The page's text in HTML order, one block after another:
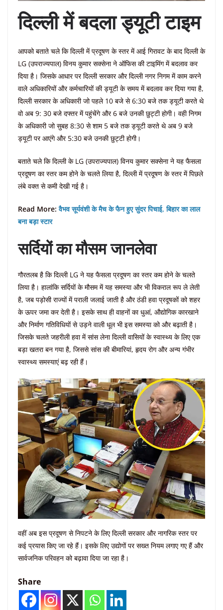
दिल्ली में बदला ड्यूटी टाइम
आपको बताते चले कि दिल्ली में प्रदूषण के स्तर में आई गिरावट के बाद दिल्ली के
LG (उपराज्यपाल) विनय कुमार सक्सेना ने ऑफिस की टाइमिंग में बदलाव कर
दिया है। जिसके आधार पर दिल्ली सरकार और दिल्ली नगर निगम में काम करने
वाले अधिकारियों और कर्मचारियों की ड्यूटी के समय में बदलाव कर दिया गया है,
दिल्ली सरकार के अधिकारी जो पहले 10 बजे से 6:30 बजे तक ड्यूटी करते थे
वो अब 9: 30 बजे दफ्तर में पहुंचेंगे और 6 बजे उनकी छुट्टी होगी। वही निगम
के अधिकारी जो सुबह 8:30 से शाम 5 बजे तक ड्यूटी करते थे अब 9 बजे
ड्यूटी पर आएंगे और 5:30 बजे उनकी छुट्टी होगी।
बताते चले कि दिल्ली के LG (उपराज्यपाल) विनय कुमार सक्सेना ने यह फैसला
प्रदूषण का स्तर कम होने के चलते लिया है, दिल्ली में प्रदूषण के स्तर में पिछले
लंबे वक्त से कमी देखी गई है।
Read More:वैभव सूर्यवंशी के मैच के फैन हुए सुंदर पिचाई, बिहार का लाल
बना बड़ा स्टार
सर्दियों का मौसम जानलेवा
गौरतलब है कि दिल्ली LG ने यह फैसला प्रदूषण का स्तर कम होने के चलते
लिया है। हालांकि सर्दियों के मौसम में यह समस्या और भी विकराल रूप ले लेती
है, जब पड़ोसी राज्यों में पराली जलाई जाती है और ठंडी हवा प्रदूषकों को शहर
के ऊपर जमा कर देती है। इसके साथ ही वाहनों का धुआं, औद्योगिक कारखाने
और निर्माण गतिविधियों से उड़ने वाली धूल भी इस समस्या को और बढ़ाती है।
जिसके चलते जहरीली हवा में सांस लेना दिल्ली वासियों के स्वास्थ्य के लिए एक
बड़ा खतरा बन गया है, जिससे सांस की बीमारियां, हृदय रोग और अन्य गंभीर
स्वास्थ्य समस्याएं बढ़ रही हैं।
वहीं अब इस प्रदूषण से निपटने के लिए दिल्ली सरकार और नागरिक स्तर पर
कई प्रयास किए जा रहे हैं। इसके लिए उद्योगों पर सख्त नियम लगाए गए हैं और
सार्वजनिक परिवहन को बढ़ावा दिया जा रहा है।
Share